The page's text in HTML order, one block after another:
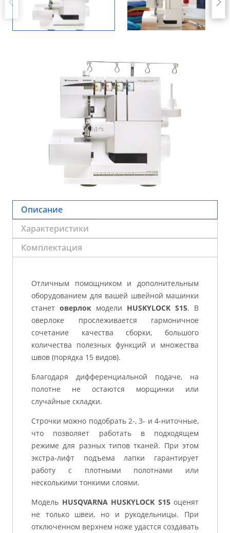
Описание
Характеристики
Комплектация
Отличным помощником и дополнительным
оборудованием для вашей швейной машинки
станет оверлок модели HUSKYLOCK S15. В
оверлоке прослеживается гармоничное
сочетание качества сборки, большого
количества полезных функций и множества
швов (порядка 15 видов).
Благодаря дифференциальной подаче, на
полотне не остаются морщинки или
случайные складки.
Строчки можно подобрать 2-, 3- и 4-ниточные,
что позволяет работать в подходящем
режиме для разных типов тканей. При этом
экстра-лифт подъема лапки гарантирует
работу с плотными полотнами или
несколькими тонкими слоями.
Модель HUSQVARNA HUSKYLOCK S15оценят
не только швеи, но и рукодельницы. При
отключенном верхнем ноже удастся создавать